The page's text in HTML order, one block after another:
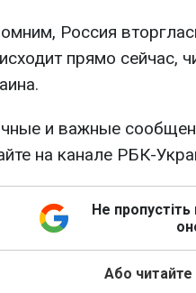
Россия
прямо сейчас,
и важные
на канале РБК-
Не
Або